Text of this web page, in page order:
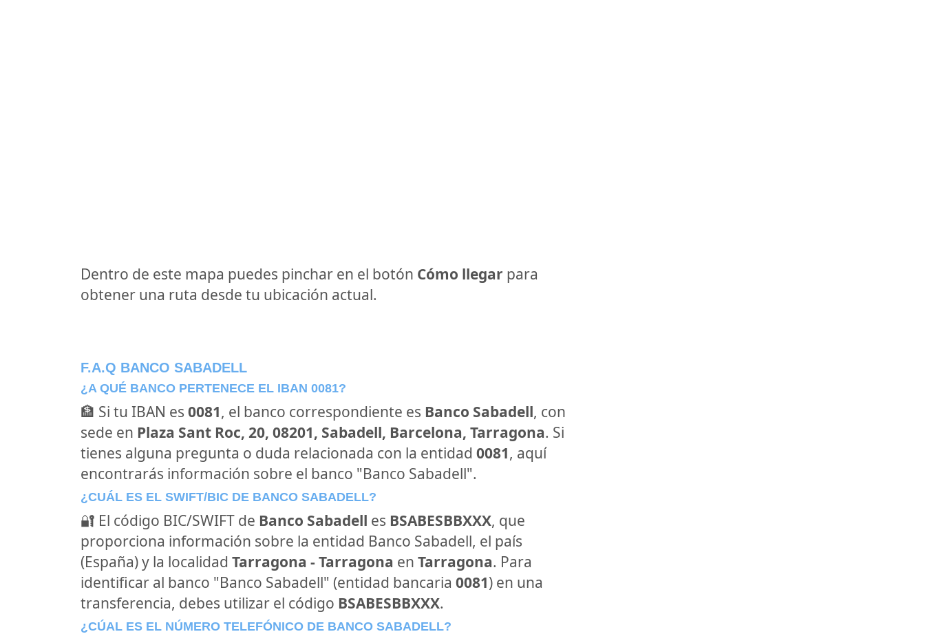
Dentro de este mapa puedes pinchar en el botón Cómo llegar para
obtener una ruta desde tu ubicación actual.
F.A.Q BANCO SABADELL
¿A QUÉ BANCO PERTENECE EL IBAN 0081?
🏦 Si tu IBAN es 0081, el banco correspondiente es Banco Sabadell, con
sede en Plaza Sant Roc, 20, 08201, Sabadell, Barcelona, Tarragona. Si
tienes alguna pregunta o duda relacionada con la entidad 0081, aquí
encontrarás información sobre el banco "Banco Sabadell".
¿CUÁL ES EL SWIFT/BIC DE BANCO SABADELL?
🔐 El código BIC/SWIFT de Banco Sabadell es BSABESBBXXX, que
proporciona información sobre la entidad Banco Sabadell, el país
(España) y la localidad Tarragona - Tarragona en Tarragona. Para
identificar al banco "Banco Sabadell" (entidad bancaria 0081) en una
transferencia, debes utilizar el código BSABESBBXXX.
¿CÚAL ES EL NÚMERO TELEFÓNICO DE BANCO SABADELL?